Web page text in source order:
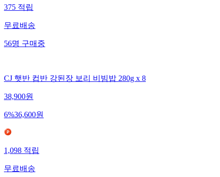
375적립
무료배송
56명구매중
CJ 햇반 컵반 강된장 보리 비빔밥 280g x 8
38,900원
6%36,600원
1,098적립
무료배송